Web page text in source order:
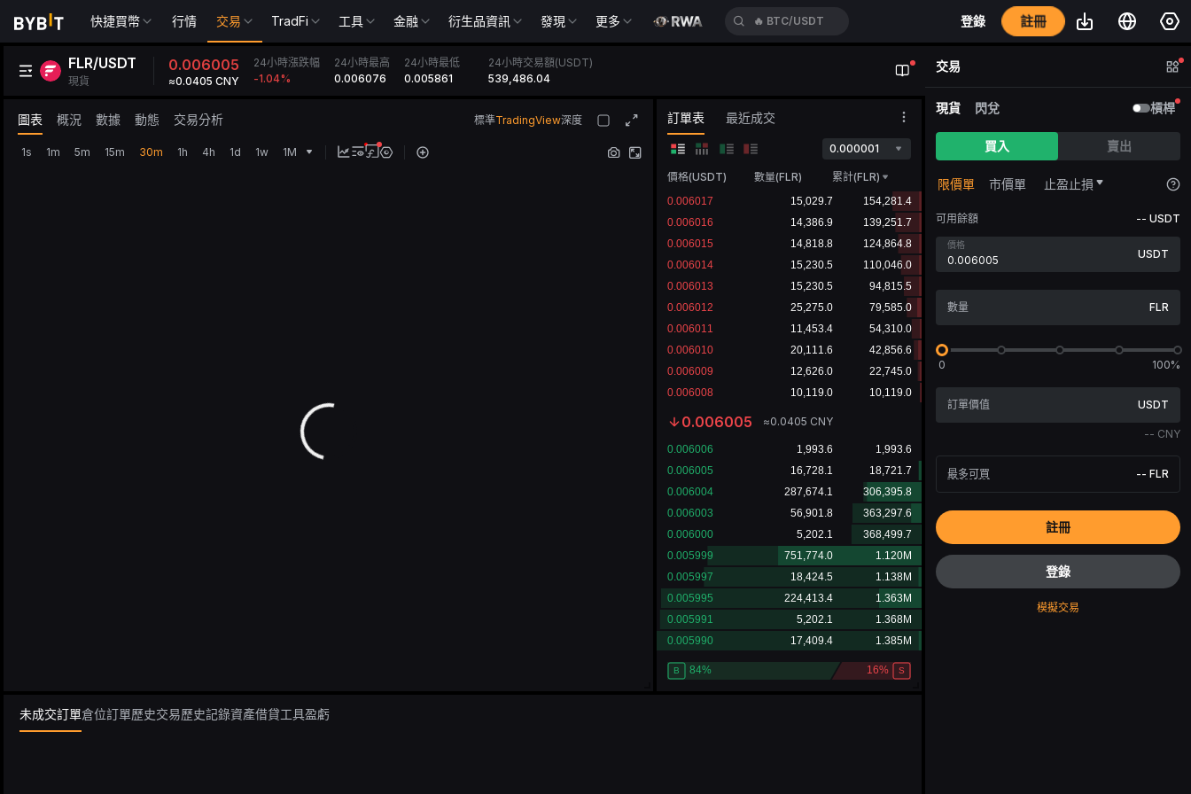
快捷買幣 行情 交易 TradFi 工具 金融 衍生品資訊 發現 更多 🔥 BTC/USDT 登錄 註冊
FLR/USDT
現貨
0.006005
≈0.0405 CNY
24小時漲跌幅
-1.04%
24小時最高
0.006076
24小時最低
0.005861
24小時交易額(USDT)
539,486.04
圖表 概況 數據 動態 交易分析 標準TradingView深度
1s 1m 5m 15m 30m 1h 4h 1d 1w 1M
訂單表 最近成交
0.000001
價格(USDT) 數量(FLR) 累計(FLR)
0.006005 ≈0.0405 CNY
未成交訂單倉位訂單歷史交易歷史記錄資產借貸工具盈虧
交易
現貨 閃兌 槓桿
買入 賣出
限價單 市價單 止盈止損
可用餘額 -- USDT
價格
USDT
FLR
0 100%
USDT
-- CNY
最多可買 -- FLR
註冊
登錄
模擬交易